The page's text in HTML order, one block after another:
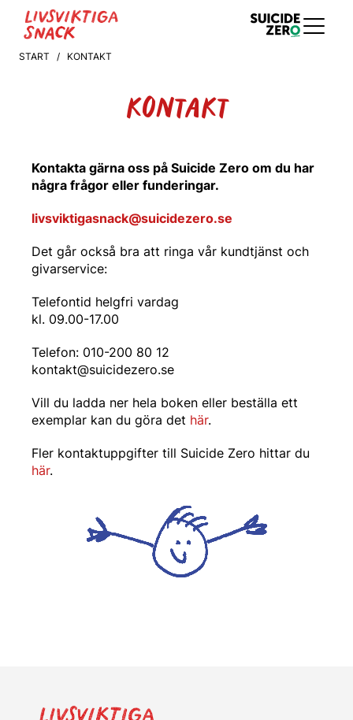
START / KONTAKT
KONTAKT
Kontakta gärna oss på Suicide Zero om du har
några frågor eller funderingar.
livsviktigasnack@suicidezero.se
Det går också bra att ringa vår kundtjänst och
givarservice:
Telefontid helgfri vardag
kl. 09.00-17.00
Telefon: 010-200 80 12
kontakt@suicidezero.se
Vill du ladda ner hela boken eller beställa ett
exemplar kan du göra det här.
Fler kontaktuppgifter till Suicide Zero hittar du
här.